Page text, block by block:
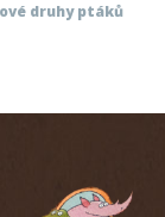
druhy ptáků